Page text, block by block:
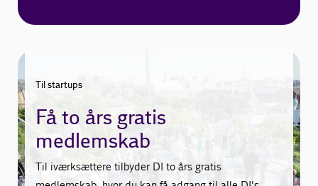
Til startups
Få to års gratis
medlemskab
Til iværksættere tilbyder DI to års gratis